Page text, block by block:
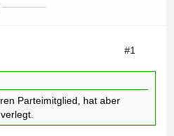
#1
Parteimitglied, hat aber